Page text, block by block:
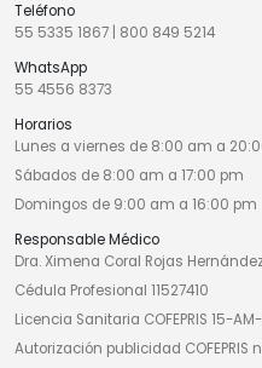
Teléfono
55 5335 1867
800 849 5214
WhatsApp
55 4556 8373
Horarios
Lunes a viernes de 8:00 am a
Sábados de 8:00 am a 17:00 pm
Domingos de 9:00 am a 16:00 pm
Responsable Médico
Dra. Ximena Coral Rojas
Cédula Profesional 11527410
Licencia Sanitaria COFEPRIS 15-
Autorización publicidad COFEPRIS